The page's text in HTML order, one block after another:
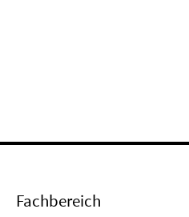
Fachbereich